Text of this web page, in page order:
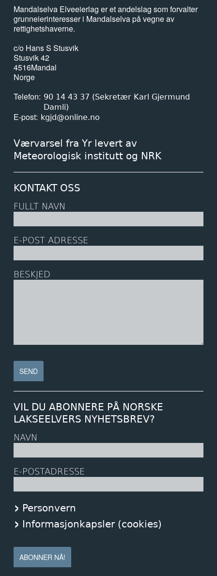
Mandalselva Elveeierlag er et andelslag som forvalter
grunneierinteresser i Mandalselva på vegne av
rettighetshaverne.
c/o Hans S Stusvik
Stusvik 42
4516Mandal
Norge
Telefon
90 14 43 37 (Sekretær Karl Gjermund
Damli)
E-post kgjd@online.no
Værvarsel fra Yr levert av
Meteorologisk institutt og NRK
KONTAKT OSS
FULLT NAVN
E-POST ADRESSE
BESKJED
VIL DU ABONNERE PÅ NORSKE
LAKSEELVERS NYHETSBREV?
NAVN
E-POSTADRESSE
Personvern
Informasjonkapsler (cookies)